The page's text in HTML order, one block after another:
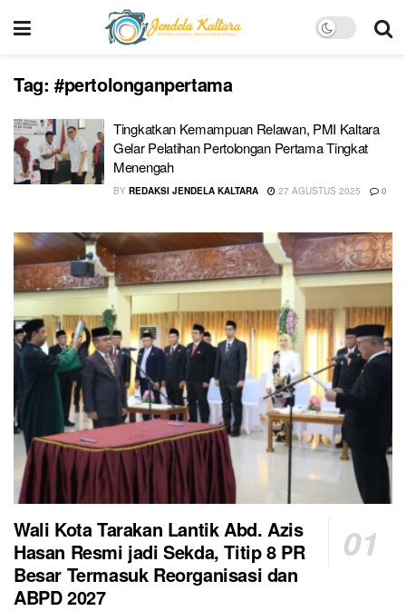
Tag: #pertolonganpertama
Tingkatkan Kemampuan Relawan, PMI Kaltara
Gelar Pelatihan Pertolongan Pertama Tingkat
Menengah
BY REDAKSI JENDELA KALTARA 27 AGUSTUS 2025 0
Wali Kota Tarakan Lantik Abd. Azis
Hasan Resmi jadi Sekda, Titip 8 PR
Besar Termasuk Reorganisasi dan
ABPD 2027